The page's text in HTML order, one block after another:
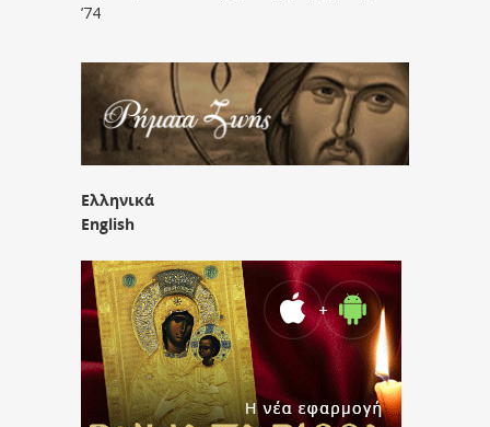
’74
Ελληνικά
English